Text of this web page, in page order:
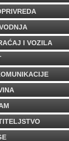
I VOZILA